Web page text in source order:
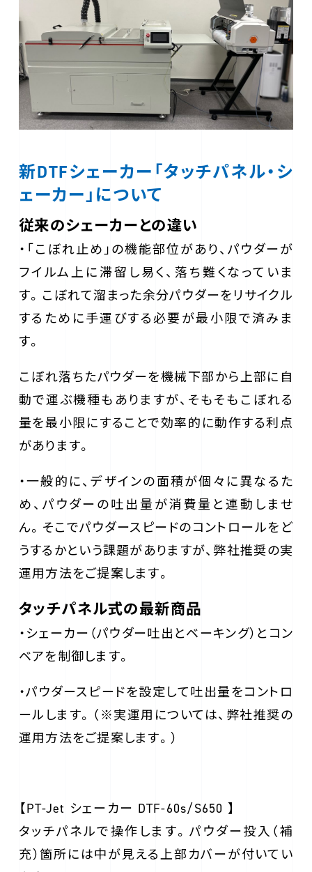
新DTFシェーカー「タッチパネル・シ
ェーカー」について
従来のシェーカーとの違い
・「こぼれ止め」の機能部位があり、パウダーが
フイルム上に滞留し易く、落ち難くなっていま
す。こぼれて溜まった余分パウダーをリサイクル
するために手運びする必要が最小限で済みま
す。
こぼれ落ちたパウダーを機械下部から上部に自
動で運ぶ機種もありますが、そもそもこぼれる
量を最小限にすることで効率的に動作する利点
があります。
・一般的に、デザインの面積が個々に異なるた
め、パウダーの吐出量が消費量と連動しませ
ん。そこでパウダースピードのコントロールをど
うするかという課題がありますが、弊社推奨の実
運用方法をご提案します。
タッチパネル式の最新商品
・シェーカー（パウダー吐出とベーキング）とコン
ベアを制御します。
・パウダースピードを設定して吐出量をコントロ
ールします。（※実運用については、弊社推奨の
運用方法をご提案します。）
【PT-Jet シェーカー DTF-60s/S650 】
タッチパネルで操作します。パウダー投入（補
充）箇所には中が見える上部カバーが付いてい